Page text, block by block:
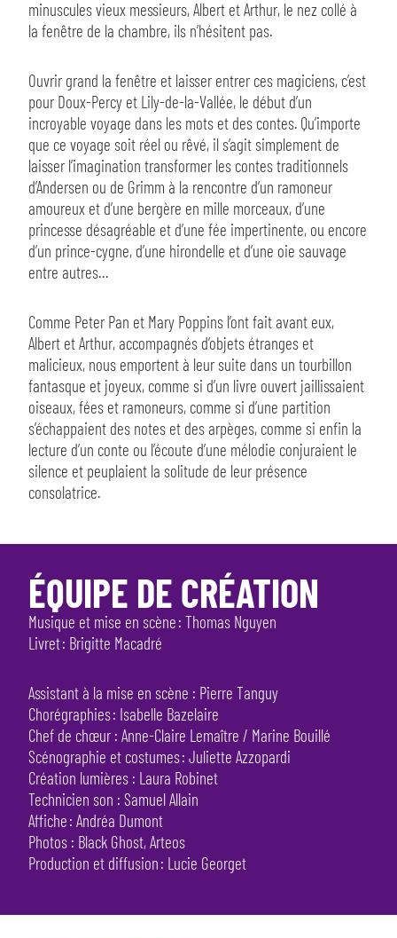
minuscules vieux messieurs, Albert et Arthur, le nez collé à
la fenêtre de la chambre, ils n’hésitent pas.
Ouvrir grand la fenêtre et laisser entrer ces magiciens, c’est
pour Doux-Percy et Lily-de-la-Vallée, le début d’un
incroyable voyage dans les mots et des contes. Qu’importe
que ce voyage soit réel ou rêvé, il s’agit simplement de
laisser l’imagination transformer les contes traditionnels
d’Andersen ou de Grimm à la rencontre d’un ramoneur
amoureux et d’une bergère en mille morceaux, d’une
princesse désagréable et d’une fée impertinente, ou encore
d’un prince-cygne, d’une hirondelle et d’une oie sauvage
entre autres…
Comme Peter Pan et Mary Poppins l’ont fait avant eux,
Albert et Arthur, accompagnés d’objets étranges et
malicieux, nous emportent à leur suite dans un tourbillon
fantasque et joyeux, comme si d’un livre ouvert jaillissaient
oiseaux, fées et ramoneurs, comme si d’une partition
s’échappaient des notes et des arpèges, comme si enfin la
lecture d’un conte ou l’écoute d’une mélodie conjuraient le
silence et peuplaient la solitude de leur présence
consolatrice.
ÉQUIPE DE CRÉATION
Musique et mise en scène : Thomas Nguyen
Livret : Brigitte Macadré
Assistant à la mise en scène : Pierre Tanguy
Chorégraphies : Isabelle Bazelaire
Chef de chœur : Anne-Claire Lemaître / Marine Bouillé
Scénographie et costumes : Juliette Azzopardi
Création lumières : Laura Robinet
Technicien son : Samuel Allain
Affiche : Andréa Dumont
Photos : Black Ghost, Arteos
Production et diffusion : Lucie Georget